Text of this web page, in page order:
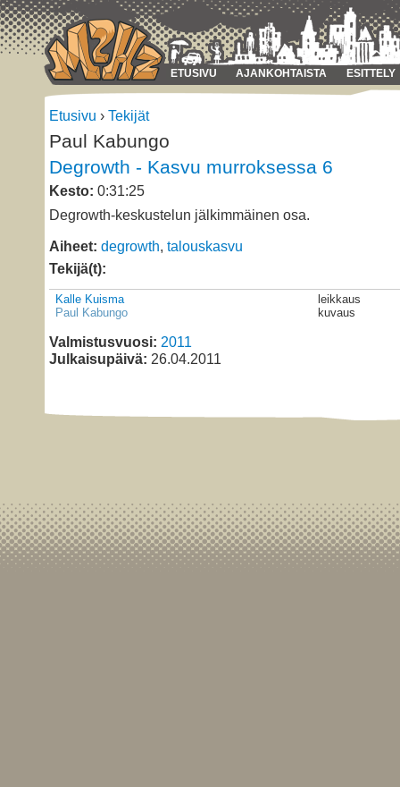
ETUSIVU AJANKOHTAISTA ESITTELY
Etusivu › Tekijät
Paul Kabungo
Degrowth - Kasvu murroksessa 6
Kesto: 0:31:25
Degrowth-keskustelun jälkimmäinen osa.
Aiheet: degrowth, talouskasvu
Tekijä(t):
Kalle Kuisma
Paul Kabungo
leikkaus
kuvaus
Valmistusvuosi: 2011
Julkaisupäivä: 26.04.2011